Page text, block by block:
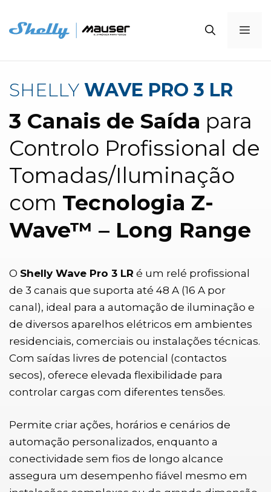
para
conteúdo
SHELLY WAVE PRO 3 LR
3 Canais de Saída para
Controlo Profissional de
Tomadas/Iluminação
com Tecnologia Z-
Wave™ – Long Range
O Shelly Wave Pro 3 LR é um relé profissional
de 3 canais que suporta até 48 A (16 A por
canal), ideal para a automação de iluminação e
de diversos aparelhos elétricos em ambientes
residenciais, comerciais ou instalações técnicas.
Com saídas livres de potencial (contactos
secos), oferece elevada flexibilidade para
controlar cargas com diferentes tensões.
Permite criar ações, horários e cenários de
automação personalizados, enquanto a
conectividade sem fios de longo alcance
assegura um desempenho fiável mesmo em